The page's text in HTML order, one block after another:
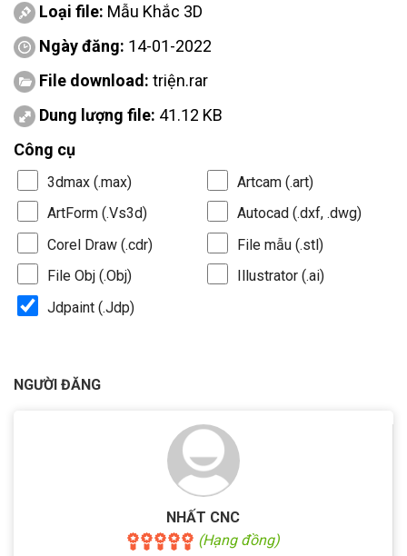
Loại file: Mẫu Khắc 3D
Ngày đăng: 14-01-2022
File download: triện.rar
Dung lượng file: 41.12 KB
Công cụ
3dmax (.max)
Artcam (.art)
ArtForm (.Vs3d)
Autocad (.dxf, .dwg)
Corel Draw (.cdr)
File mẫu (.stl)
File Obj (.Obj)
Illustrator (.ai)
Jdpaint (.Jdp)
NGƯỜI ĐĂNG
NHẤT CNC
(Hạng đồng)